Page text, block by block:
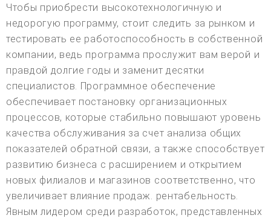
Чтобы приобрести высокотехнологичную и
недорогую программу, стоит следить за рынком и
тестировать ее работоспособность в собственной
компании, ведь программа прослужит вам верой и
правдой долгие годы и заменит десятки
специалистов. Программное обеспечение
обеспечивает постановку организационных
процессов, которые стабильно повышают уровень
качества обслуживания за счет анализа общих
показателей обратной связи, а также способствует
развитию бизнеса с расширением и открытием
новых филиалов и магазинов соответственно, что
увеличивает влияние продаж. рентабельность.
Явным лидером среди разработок, представленных